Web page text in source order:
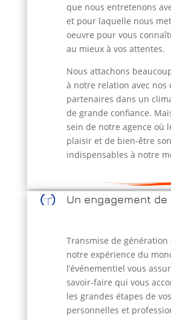
que nous entretenons
et pour laquelle nous
oeuvre pour vous
au mieux à vos attentes.
Nous attachons
à notre relation avec nos
partenaires dans un
de grande confiance.
sein de notre agence où
plaisir et de bien-être
indispensables à notre
Un engagement
Transmise de
notre expérience du
l’événementiel vous
savoir-faire qui vous
les grandes étapes de
personnelles et